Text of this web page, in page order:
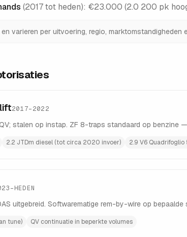
(2017 tot heden): €23.000 (2.0 200 pk
varieren per uitvoering, regio,
2017–2022
stalen op instap. ZF 8-traps standaard op benzine
2.2 JTDm diesel (tot circa 2020 invoer) 2.9 V6 Quadrifoglio
uitgebreid. Softwarematige rem-by-wire op
tune) QV continuatie in beperkte volumes